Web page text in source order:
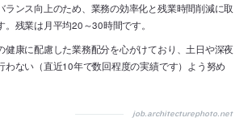
ランス向上のため、業務の効率化と残業時間削減に取
。残業は月平均20～30時間です。
健康に配慮した業務配分を心がけており、土日や深夜
わない（直近10年で数回程度の実績です）よう努め
job.architecturephoto.net